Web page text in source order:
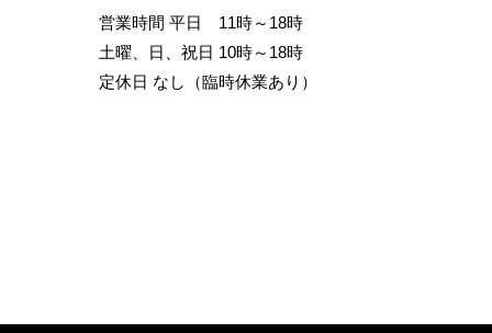
営業時間 平日 11時～18時
土曜、日、祝日 10時～18時
定休日 なし（臨時休業あり）